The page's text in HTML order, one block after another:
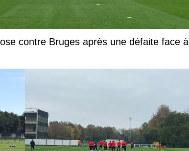
contre Bruges après une défaite face à